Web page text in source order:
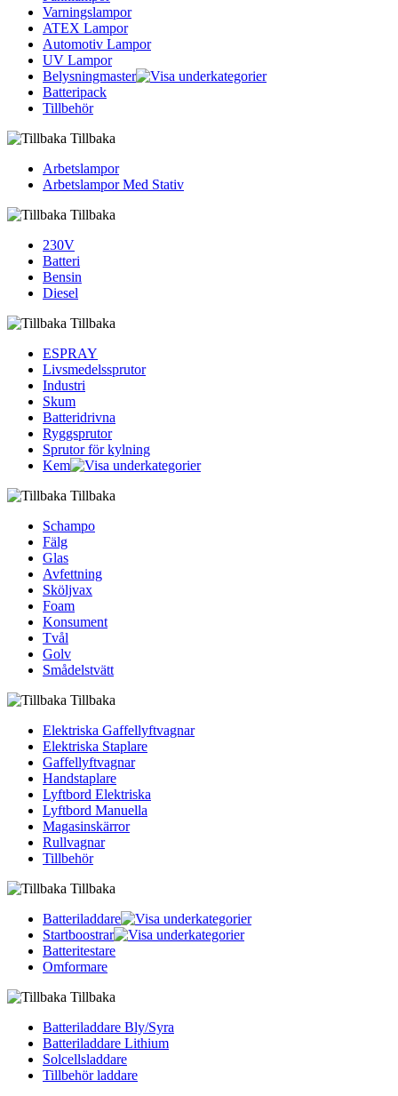
Varningslampor
ATEX Lampor
Automotiv Lampor
UV Lampor
Belysningmaster
Batteripack
Tillbehör
Tillbaka
Arbetslampor
Arbetslampor Med Stativ
Tillbaka
230V
Batteri
Bensin
Diesel
Tillbaka
ESPRAY
Livsmedelssprutor
Industri
Skum
Batteridrivna
Ryggsprutor
Sprutor för kylning
Kem
Tillbaka
Schampo
Fälg
Glas
Avfettning
Sköljvax
Foam
Konsument
Tvål
Golv
Smådelstvätt
Tillbaka
Elektriska Gaffellyftvagnar
Elektriska Staplare
Gaffellyftvagnar
Handstaplare
Lyftbord Elektriska
Lyftbord Manuella
Magasinskärror
Rullvagnar
Tillbehör
Tillbaka
Batteriladdare
Startboostrar
Batteritestare
Omformare
Tillbaka
Batteriladdare Bly/Syra
Batteriladdare Lithium
Solcellsladdare
Tillbehör laddare